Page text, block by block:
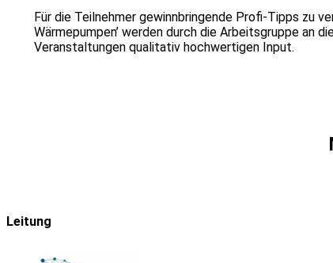
Für die Teilnehmer gewinnbringende Profi-Tipps zu
Wärmepumpen’ werden durch die Arbeitsgruppe an
Veranstaltungen qualitativ hochwertigen Input.
Leitung